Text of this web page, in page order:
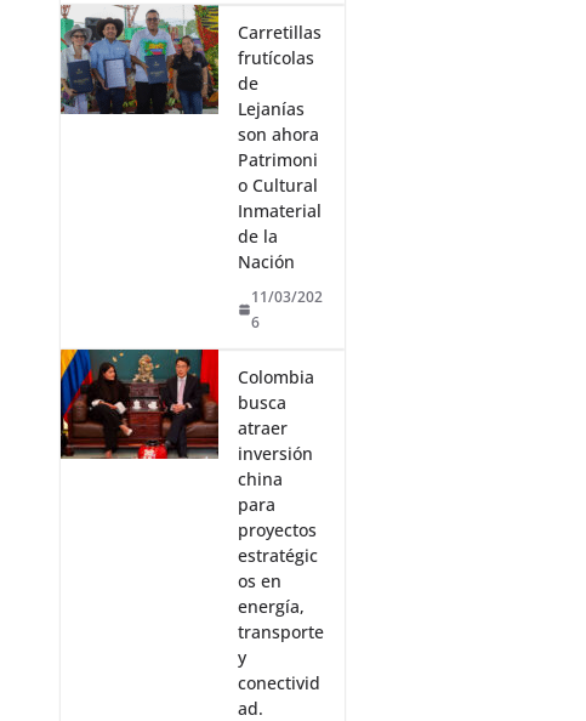
Carretillas
frutícolas
de
Lejanías
son ahora
Patrimoni
o Cultural
Inmaterial
de la
Nación
11/03/202
6
Colombia
busca
atraer
inversión
china
para
proyectos
estratégic
os en
energía,
transporte
y
conectivid
ad.